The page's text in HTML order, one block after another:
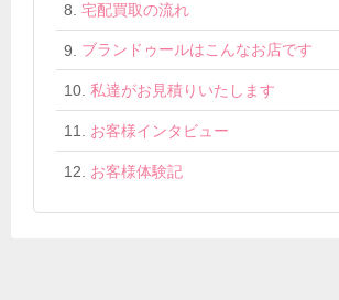
宅配買取の流れ
ブランドゥールはこんなお店です
私達がお見積りいたします
お客様インタビュー
お客様体験記